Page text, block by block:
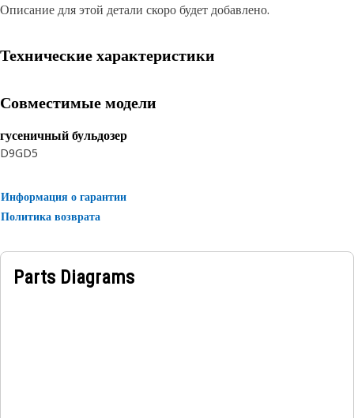
Описание для этой детали скоро будет добавлено.
Технические характеристики
Совместимые модели
гусеничный бульдозер
D9GD5
Информация о гарантии
Политика возврата
Parts Diagrams